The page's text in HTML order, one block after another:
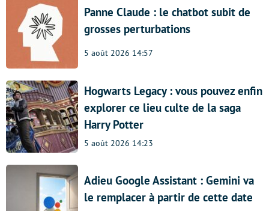
Panne Claude : le chatbot subit de
grosses perturbations
5 août 2026 14:57
Hogwarts Legacy : vous pouvez enfin
explorer ce lieu culte de la saga
Harry Potter
5 août 2026 14:23
Adieu Google Assistant : Gemini va
le remplacer à partir de cette date